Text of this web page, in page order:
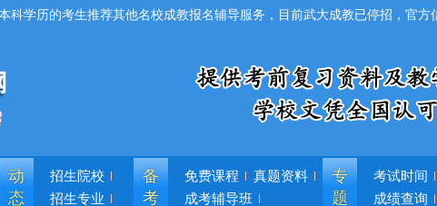
学历的考生推荐其他名校成教报名辅导服务，目前武大成教已停招，官方
动
态
招生院校
招生专业
备
考
免费课程
真题资料
成考辅导班
专
题
考试时间
成绩查询